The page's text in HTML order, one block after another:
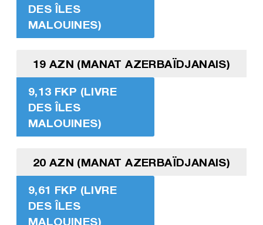
DES ÎLES
MALOUINES)
19 AZN (MANAT AZERBAÏDJANAIS)
9,13 FKP (LIVRE
DES ÎLES
MALOUINES)
20 AZN (MANAT AZERBAÏDJANAIS)
9,61 FKP (LIVRE
DES ÎLES
MALOUINES)